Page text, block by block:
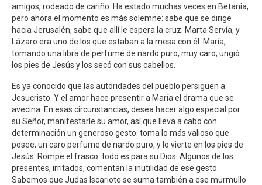
amigos, rodeado de cariño. Ha estado muchas veces en Betania,
pero ahora el momento es más solemne: sabe que se dirige
hacia Jerusalén, sabe que allí le espera la cruz. Marta Servía, y
Lázaro era uno de los que estaban a la mesa con él. María,
tomando una libra de perfume de nardo puro, muy caro, ungió
los pies de Jesús y los secó con sus cabellos.
Es ya conocido que las autoridades del pueblo persiguen a
Jesucristo. Y el amor hace presentir a María el drama que se
avecina. En esas circunstancias, desea hacer algo especial por
su Señor, manifestarle su amor, así que lleva a cabo con
determinación un generoso gesto: toma lo más valioso que
posee, un caro perfume de nardo puro, y lo vierte en los pies de
Jesús. Rompe el frasco: todo es para su Dios. Algunos de los
presentes, irritados, comentan la inutilidad de ese gesto.
Sabemos que Judas Iscariote se suma también a ese murmullo